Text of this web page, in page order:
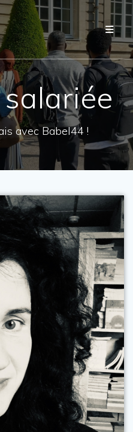
salariée
avec Babel44 !